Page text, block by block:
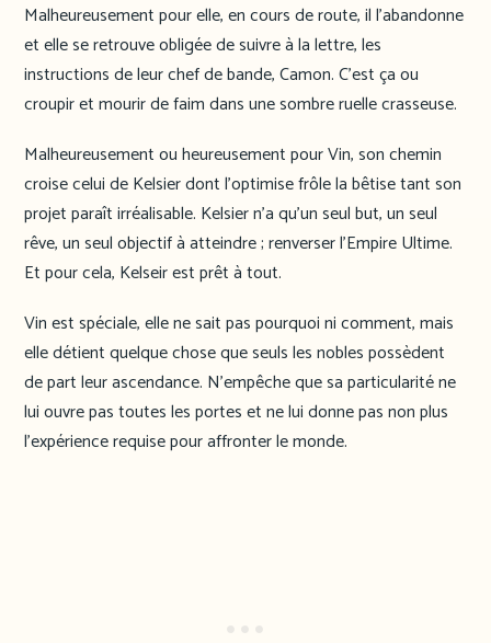
Malheureusement pour elle, en cours de route, il l’abandonne
et elle se retrouve obligée de suivre à la lettre, les
instructions de leur chef de bande, Camon. C’est ça ou
croupir et mourir de faim dans une sombre ruelle crasseuse.
Malheureusement ou heureusement pour Vin, son chemin
croise celui de Kelsier dont l’optimise frôle la bêtise tant son
projet paraît irréalisable. Kelsier n’a qu’un seul but, un seul
rêve, un seul objectif à atteindre ; renverser l’Empire Ultime.
Et pour cela, Kelseir est prêt à tout.
Vin est spéciale, elle ne sait pas pourquoi ni comment, mais
elle détient quelque chose que seuls les nobles possèdent
de part leur ascendance. N’empêche que sa particularité ne
lui ouvre pas toutes les portes et ne lui donne pas non plus
l’expérience requise pour affronter le monde.